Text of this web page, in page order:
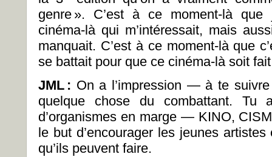
genre ». C’est à ce moment-là que
cinéma-là qui m’intéressait, mais
manquait. C’est à ce moment-là que
se battait pour que ce cinéma-là soit
JML : On a l’impression — à te
quelque chose du combattant.
d’organismes en marge — KINO,
le but d’encourager les jeunes
qu’ils peuvent faire.